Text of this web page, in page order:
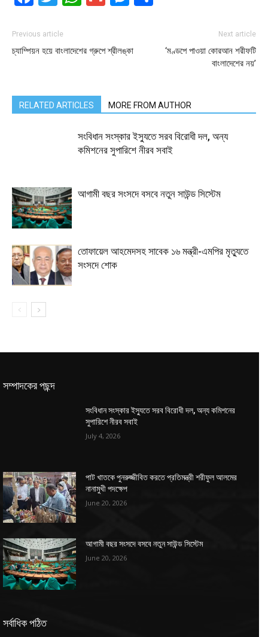
Previous article
চ্যাম্পিয়ন হয়ে বাংলাদেশের গ্রুপে শ্রীলঙ্কা
Next article
‘মণ্ডপে পাওয়া কোরআন শরীফটি
বাংলাদেশের নয়’
RELATED ARTICLES MORE FROM AUTHOR
সংবিধান সংস্কার ইস্যুতে সরব বিরোধী দল, অন্য
কমিশনের সুপারিশে নীরব সবাই
আগামী বছর সংসদে বসবে নতুন সাউন্ড সিস্টেম
তোফায়েল আহমেদসহ সাবেক ১৬ মন্ত্রী-এমপির মৃত্যুতে
সংসদে শোক
সম্পাদকের পছন্দ
সংবিধান সংস্কার ইস্যুতে সরব বিরোধী দল, অন্য কমিশনের
সুপারিশে নীরব সবাই
July 4, 2026
পাট খাতকে পুনরুজ্জীবিত করতে প্রতিমন্ত্রী শরীফুল আলমের
নানামুখী পদক্ষেপ
June 20, 2026
আগামী বছর সংসদে বসবে নতুন সাউন্ড সিস্টেম
June 20, 2026
সর্বাধিক পঠিত